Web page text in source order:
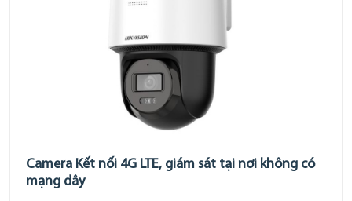
Camera Kết nối 4G LTE, giám sát tại nơi không có
mạng dây